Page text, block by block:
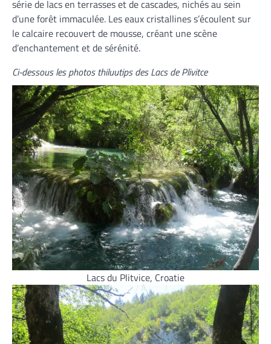
série de lacs en terrasses et de cascades, nichés au sein
d’une forêt immaculée. Les eaux cristallines s’écoulent sur
le calcaire recouvert de mousse, créant une scène
d’enchantement et de sérénité.
Ci-dessous les photos thiluutips des Lacs de Plivitce
Lacs du Plitvice, Croatie